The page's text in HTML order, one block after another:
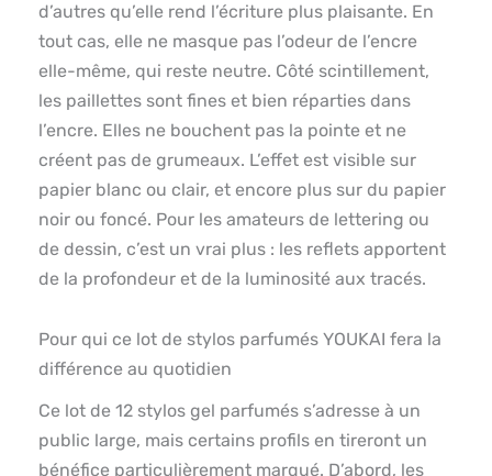
d’autres qu’elle rend l’écriture plus plaisante. En
tout cas, elle ne masque pas l’odeur de l’encre
elle-même, qui reste neutre. Côté scintillement,
les paillettes sont fines et bien réparties dans
l’encre. Elles ne bouchent pas la pointe et ne
créent pas de grumeaux. L’effet est visible sur
papier blanc ou clair, et encore plus sur du papier
noir ou foncé. Pour les amateurs de lettering ou
de dessin, c’est un vrai plus : les reflets apportent
de la profondeur et de la luminosité aux tracés.
Pour qui ce lot de stylos parfumés YOUKAI fera la
différence au quotidien
Ce lot de 12 stylos gel parfumés s’adresse à un
public large, mais certains profils en tireront un
bénéfice particulièrement marqué. D’abord, les